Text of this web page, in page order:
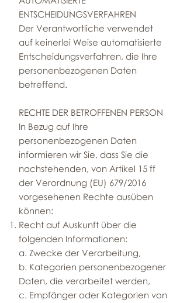
ENTSCHEIDUNGSVERFAHREN
Der Verantwortliche verwendet
auf keinerlei Weise automatisierte
Entscheidungsverfahren, die Ihre
personenbezogenen Daten
betreffend.
RECHTE DER BETROFFENEN PERSON
In Bezug auf Ihre
personenbezogenen Daten
informieren wir Sie, dass Sie die
nachstehenden, von Artikel 15 ff
der Verordnung (EU) 679/2016
vorgesehenen Rechte ausüben
können:
Recht auf Auskunft über die
folgenden Informationen:
a. Zwecke der Verarbeitung,
b. Kategorien personenbezogener
Daten, die verarbeitet werden,
c. Empfänger oder Kategorien von